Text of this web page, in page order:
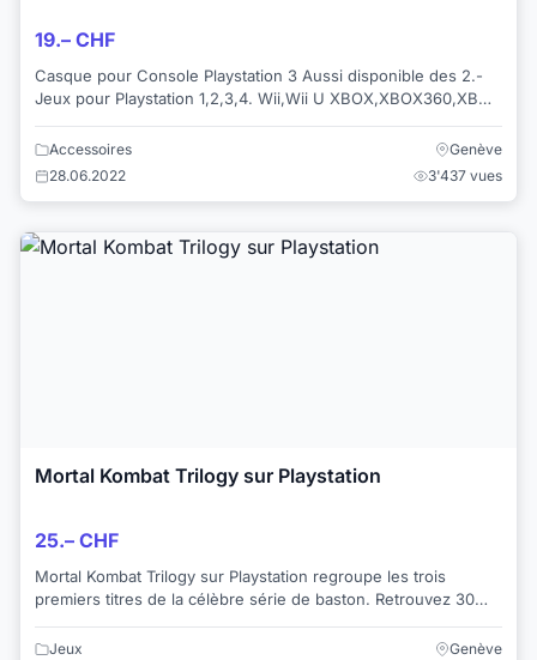
19.– CHF
Casque pour Console Playstation 3 Aussi disponible des 2.-
Jeux pour Playstation 1,2,3,4. Wii,Wii U XBOX,XBOX360,XBOX
ONE MEGA DRIVE, MASTER...
Accessoires
Genève
28.06.2022
3'437 vues
Mortal Kombat Trilogy sur Playstation
25.– CHF
Mortal Kombat Trilogy sur Playstation regroupe les trois
premiers titres de la célèbre série de baston. Retrouvez 30
Jeux Genève